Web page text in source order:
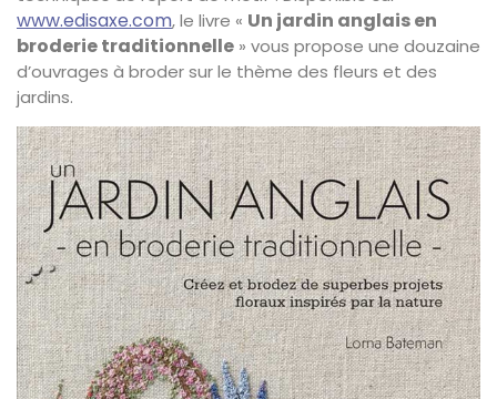
www.edisaxe.com, le livre « Un jardin anglais en
broderie traditionnelle » vous propose une douzaine
d’ouvrages à broder sur le thème des fleurs et des
jardins.